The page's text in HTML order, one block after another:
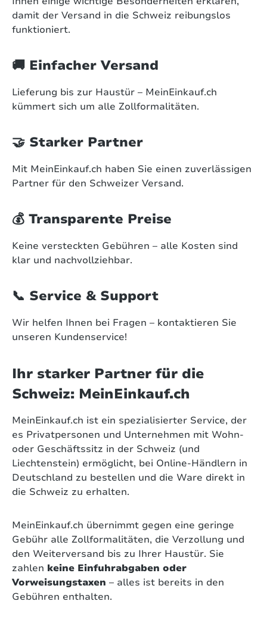
damit der Versand in die Schweiz reibungslos
funktioniert.
🚚 Einfacher Versand
Lieferung bis zur Haustür – MeinEinkauf.ch
kümmert sich um alle Zollformalitäten.
🤝 Starker Partner
Mit MeinEinkauf.ch haben Sie einen zuverlässigen
Partner für den Schweizer Versand.
💰 Transparente Preise
Keine versteckten Gebühren – alle Kosten sind
klar und nachvollziehbar.
📞 Service & Support
Wir helfen Ihnen bei Fragen – kontaktieren Sie
unseren Kundenservice!
Ihr starker Partner für die
Schweiz: MeinEinkauf.ch
MeinEinkauf.ch ist ein spezialisierter Service, der
es Privatpersonen und Unternehmen mit Wohn-
oder Geschäftssitz in der Schweiz (und
Liechtenstein) ermöglicht, bei Online-Händlern in
Deutschland zu bestellen und die Ware direkt in
die Schweiz zu erhalten.
MeinEinkauf.ch übernimmt gegen eine geringe
Gebühr alle Zollformalitäten, die Verzollung und
den Weiterversand bis zu Ihrer Haustür. Sie
zahlen keine Einfuhrabgaben oder
Vorweisungstaxen – alles ist bereits in den
Gebühren enthalten.